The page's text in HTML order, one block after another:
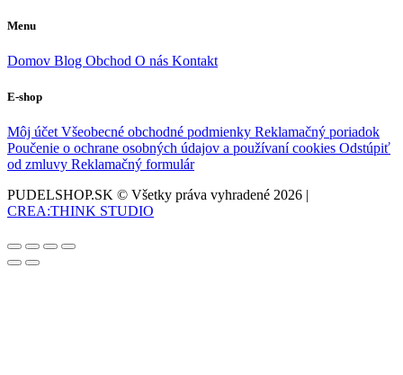
Menu
Domov Blog Obchod O nás Kontakt
E-shop
Môj účet Všeobecné obchodné podmienky Reklamačný poriadok
Poučenie o ochrane osobných údajov a používaní cookies Odstúpiť
od zmluvy Reklamačný formulár
PUDELSHOP.SK © Všetky práva vyhradené 2026 |
CREA:THINK STUDIO